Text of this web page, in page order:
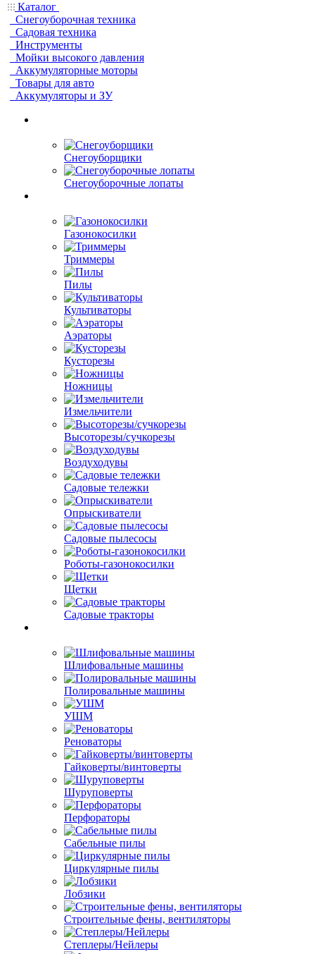
Каталог
Снегоуборочная техника
Садовая техника
Инструменты
Мойки высокого давления
Аккумуляторные моторы
Товары для авто
Аккумуляторы и ЗУ
Снегоуборщики
Снегоуборочные лопаты
Газонокосилки
Триммеры
Пилы
Культиваторы
Аэраторы
Кусторезы
Ножницы
Измельчители
Высоторезы/сучкорезы
Воздуходувы
Садовые тележки
Опрыскиватели
Садовые пылесосы
Роботы-газонокосилки
Щетки
Садовые тракторы
Шлифовальные машины
Полировальные машины
УШМ
Реноваторы
Гайковерты/винтоверты
Шуруповерты
Перфораторы
Сабельные пилы
Циркулярные пилы
Лобзики
Строительные фены, вентиляторы
Степлеры/Нейлеры